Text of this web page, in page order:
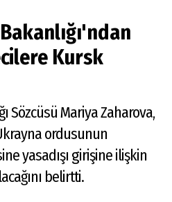
Kursk
Sözcüsü Mariya Zaharova,
ordusunun
yasadışı girişine ilişkin
belirtti.